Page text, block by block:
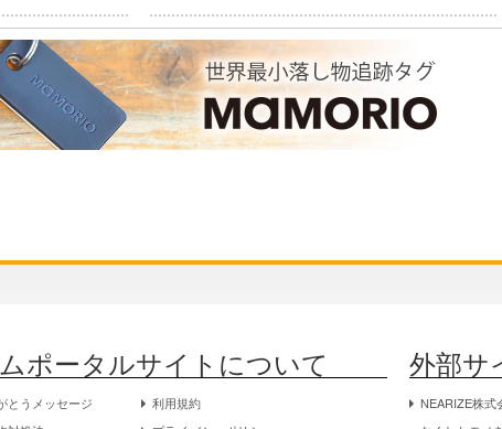
ポータルサイトについて
とうメッセージ
利用規約
外部サ
NEARIZE株式